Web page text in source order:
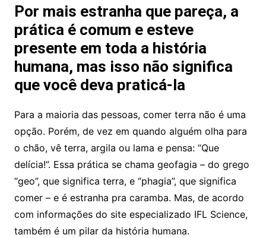
Por mais estranha que pareça, a
prática é comum e esteve
presente em toda a história
humana, mas isso não significa
que você deva praticá-la
Para a maioria das pessoas, comer terra não é uma
opção. Porém, de vez em quando alguém olha para
o chão, vê terra, argila ou lama e pensa: “Que
delícia!”. Essa prática se chama geofagia – do grego
“geo”, que significa terra, e “phagia”, que significa
comer – e é estranha pra caramba. Mas, de acordo
com informações do site especializado IFL Science,
também é um pilar da história humana.